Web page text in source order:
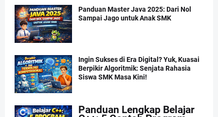
Panduan Master Java 2025: Dari Nol
Sampai Jago untuk Anak SMK
Ingin Sukses di Era Digital? Yuk, Kuasai
Berpikir Algoritmik: Senjata Rahasia
Siswa SMK Masa Kini!
Panduan Lengkap Belajar